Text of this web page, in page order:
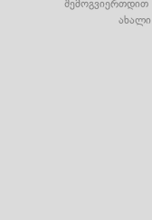
შემოგვიერთდით
ახალი